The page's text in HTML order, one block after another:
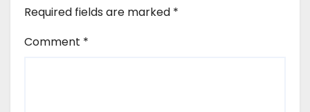
Required fields are marked *
Comment *